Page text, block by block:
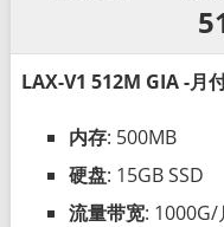
LAX-V1 512M GIA -月
内存: 500MB
硬盘: 15GB SSD
流量带宽: 1000G/